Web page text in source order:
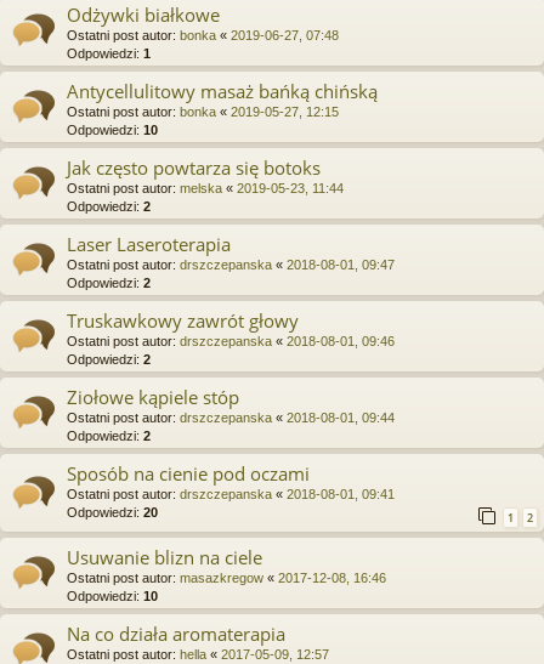
Odżywki białkowe
Ostatni post autor: bonka « 2019-06-27, 07:48
Odpowiedzi: 1
Antycellulitowy masaż bańką chińską
Ostatni post autor: bonka « 2019-05-27, 12:15
Odpowiedzi: 10
Jak często powtarza się botoks
Ostatni post autor: melska « 2019-05-23, 11:44
Odpowiedzi: 2
Laser Laseroterapia
Ostatni post autor: drszczepanska « 2018-08-01, 09:47
Odpowiedzi: 2
Truskawkowy zawrót głowy
Ostatni post autor: drszczepanska « 2018-08-01, 09:46
Odpowiedzi: 2
Ziołowe kąpiele stóp
Ostatni post autor: drszczepanska « 2018-08-01, 09:44
Odpowiedzi: 2
Sposób na cienie pod oczami
Ostatni post autor: drszczepanska « 2018-08-01, 09:41
Odpowiedzi: 20 1 2
Usuwanie blizn na ciele
Ostatni post autor: masazkregow « 2017-12-08, 16:46
Odpowiedzi: 10
Na co działa aromaterapia
Ostatni post autor: hella « 2017-05-09, 12:57